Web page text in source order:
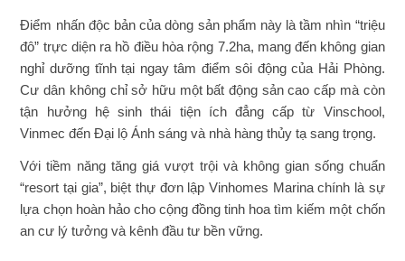
Điểm nhấn độc bản của dòng sản phẩm này là tầm nhìn “triệu
đô” trực diện ra hồ điều hòa rộng 7.2ha, mang đến không gian
nghỉ dưỡng tĩnh tại ngay tâm điểm sôi động của Hải Phòng.
Cư dân không chỉ sở hữu một bất động sản cao cấp mà còn
tận hưởng hệ sinh thái tiện ích đẳng cấp từ Vinschool,
Vinmec đến Đại lộ Ánh sáng và nhà hàng thủy tạ sang trọng.
Với tiềm năng tăng giá vượt trội và không gian sống chuẩn
“resort tại gia”, biệt thự đơn lập Vinhomes Marina chính là sự
lựa chọn hoàn hảo cho cộng đồng tinh hoa tìm kiếm một chốn
an cư lý tưởng và kênh đầu tư bền vững.